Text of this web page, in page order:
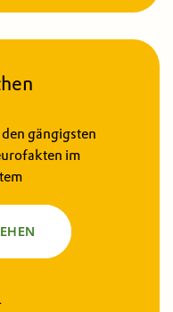
gängigsten
im